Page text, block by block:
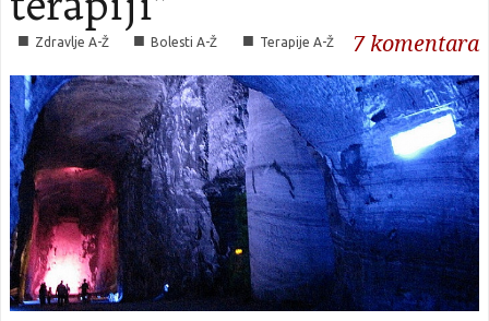
■ Zdravlje A-Ž ■ Bolesti A-Ž ■ Terapije A-Ž 7 komentara